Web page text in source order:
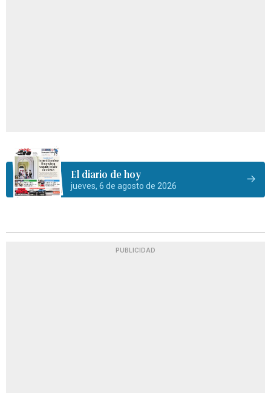
El diario de hoy
jueves, 6 de agosto de 2026
PUBLICIDAD